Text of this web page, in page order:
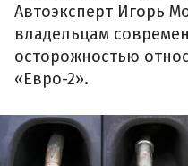
Автоэксперт Игорь
владельцам
осторожностью
«Евро-2».